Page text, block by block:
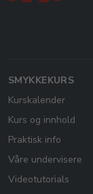
SMYKKEKURS
Kurskalender
Kurs og innhold
Praktisk info
Våre undervisere
Videotutorials